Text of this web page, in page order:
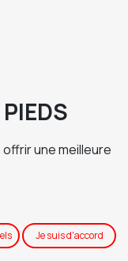
une meilleure
Je suis d'accord